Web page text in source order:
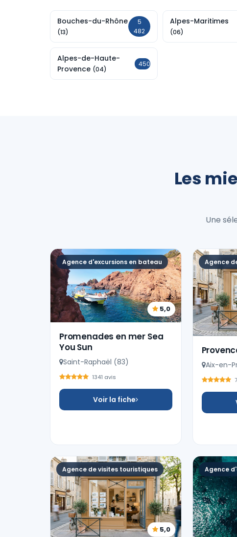
Bouches-du-Rhône
(13)
5
482
Alpes-Maritimes
(06)
Alpes-de-Haute-
Provence (04)
450
Les
Une
Agence d'excursions en bateau
5,0
Promenades en mer Sea
You Sun
Saint-Raphaël (83)
1341 avis
Voir la fiche
Agence
Aix-en-
Agence de visites touristiques
5,0
Agence